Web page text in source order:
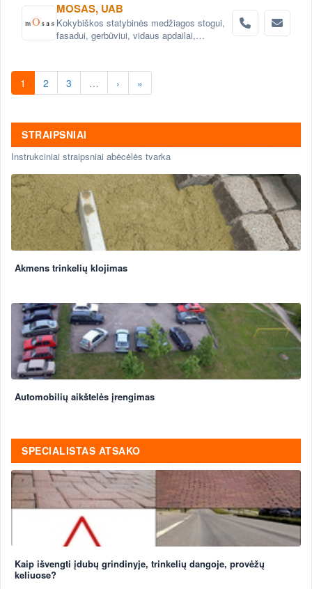
MOSAS, UAB
Kokybiškos statybinės medžiagos stogui,
fasadui, gerbūviui, vidaus apdailai,
1 2 3 … › »
STRAIPSNIAI
Instrukciniai straipsniai abėcėlės tvarka
Akmens trinkelių klojimas
Automobilių aikštelės įrengimas
SPECIALISTAS ATSAKO
Kaip išvengti įdubų grindinyje, trinkelių dangoje, provėžų
keliuose?